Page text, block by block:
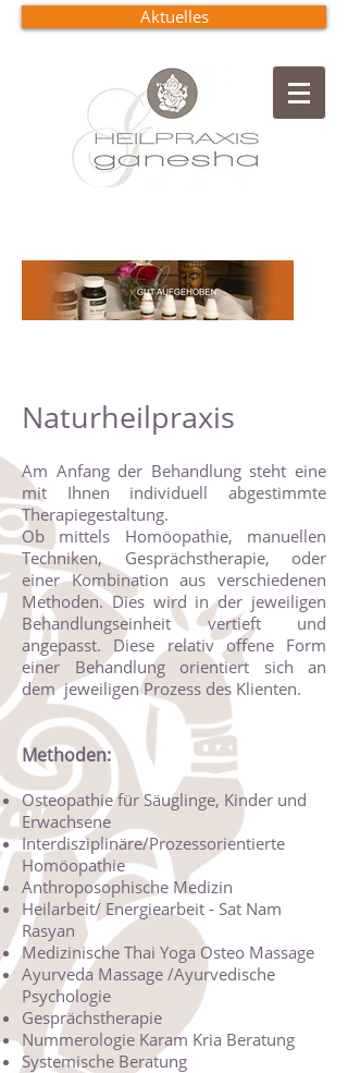
Aktuelles
Naturheilpraxis
Am Anfang der Behandlung steht eine
mit Ihnen individuell abgestimmte
Therapiegestaltung.
Ob mittels Homöopathie, manuellen
Techniken, Gesprächstherapie, oder
einer Kombination aus verschiedenen
Methoden. Dies wird in der jeweiligen
Behandlungseinheit vertieft und
angepasst. Diese relativ offene Form
einer Behandlung orientiert sich an
dem jeweiligen Prozess des Klienten.
Methoden:
Osteopathie für Säuglinge, Kinder und
Erwachsene
Interdisziplinäre/Prozessorientierte
Homöopathie
Anthroposophische Medizin
Heilarbeit/ Energiearbeit - Sat Nam
Rasyan
Medizinische Thai Yoga Osteo Massage
Ayurveda Massage /Ayurvedische
Psychologie
Gesprächstherapie
Nummerologie Karam Kria Beratung
Systemische Beratung